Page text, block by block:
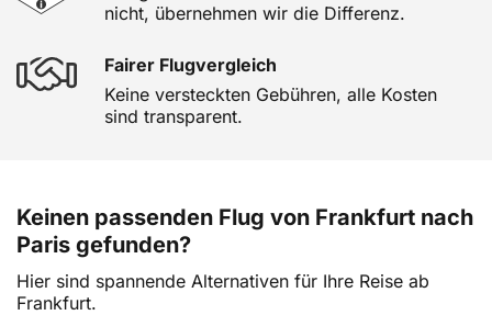
nicht, übernehmen wir die Differenz.
Fairer Flugvergleich
Keine versteckten Gebühren, alle Kosten
sind transparent.
Keinen passenden Flug von Frankfurt nach
Paris gefunden?
Hier sind spannende Alternativen für Ihre Reise ab
Frankfurt.